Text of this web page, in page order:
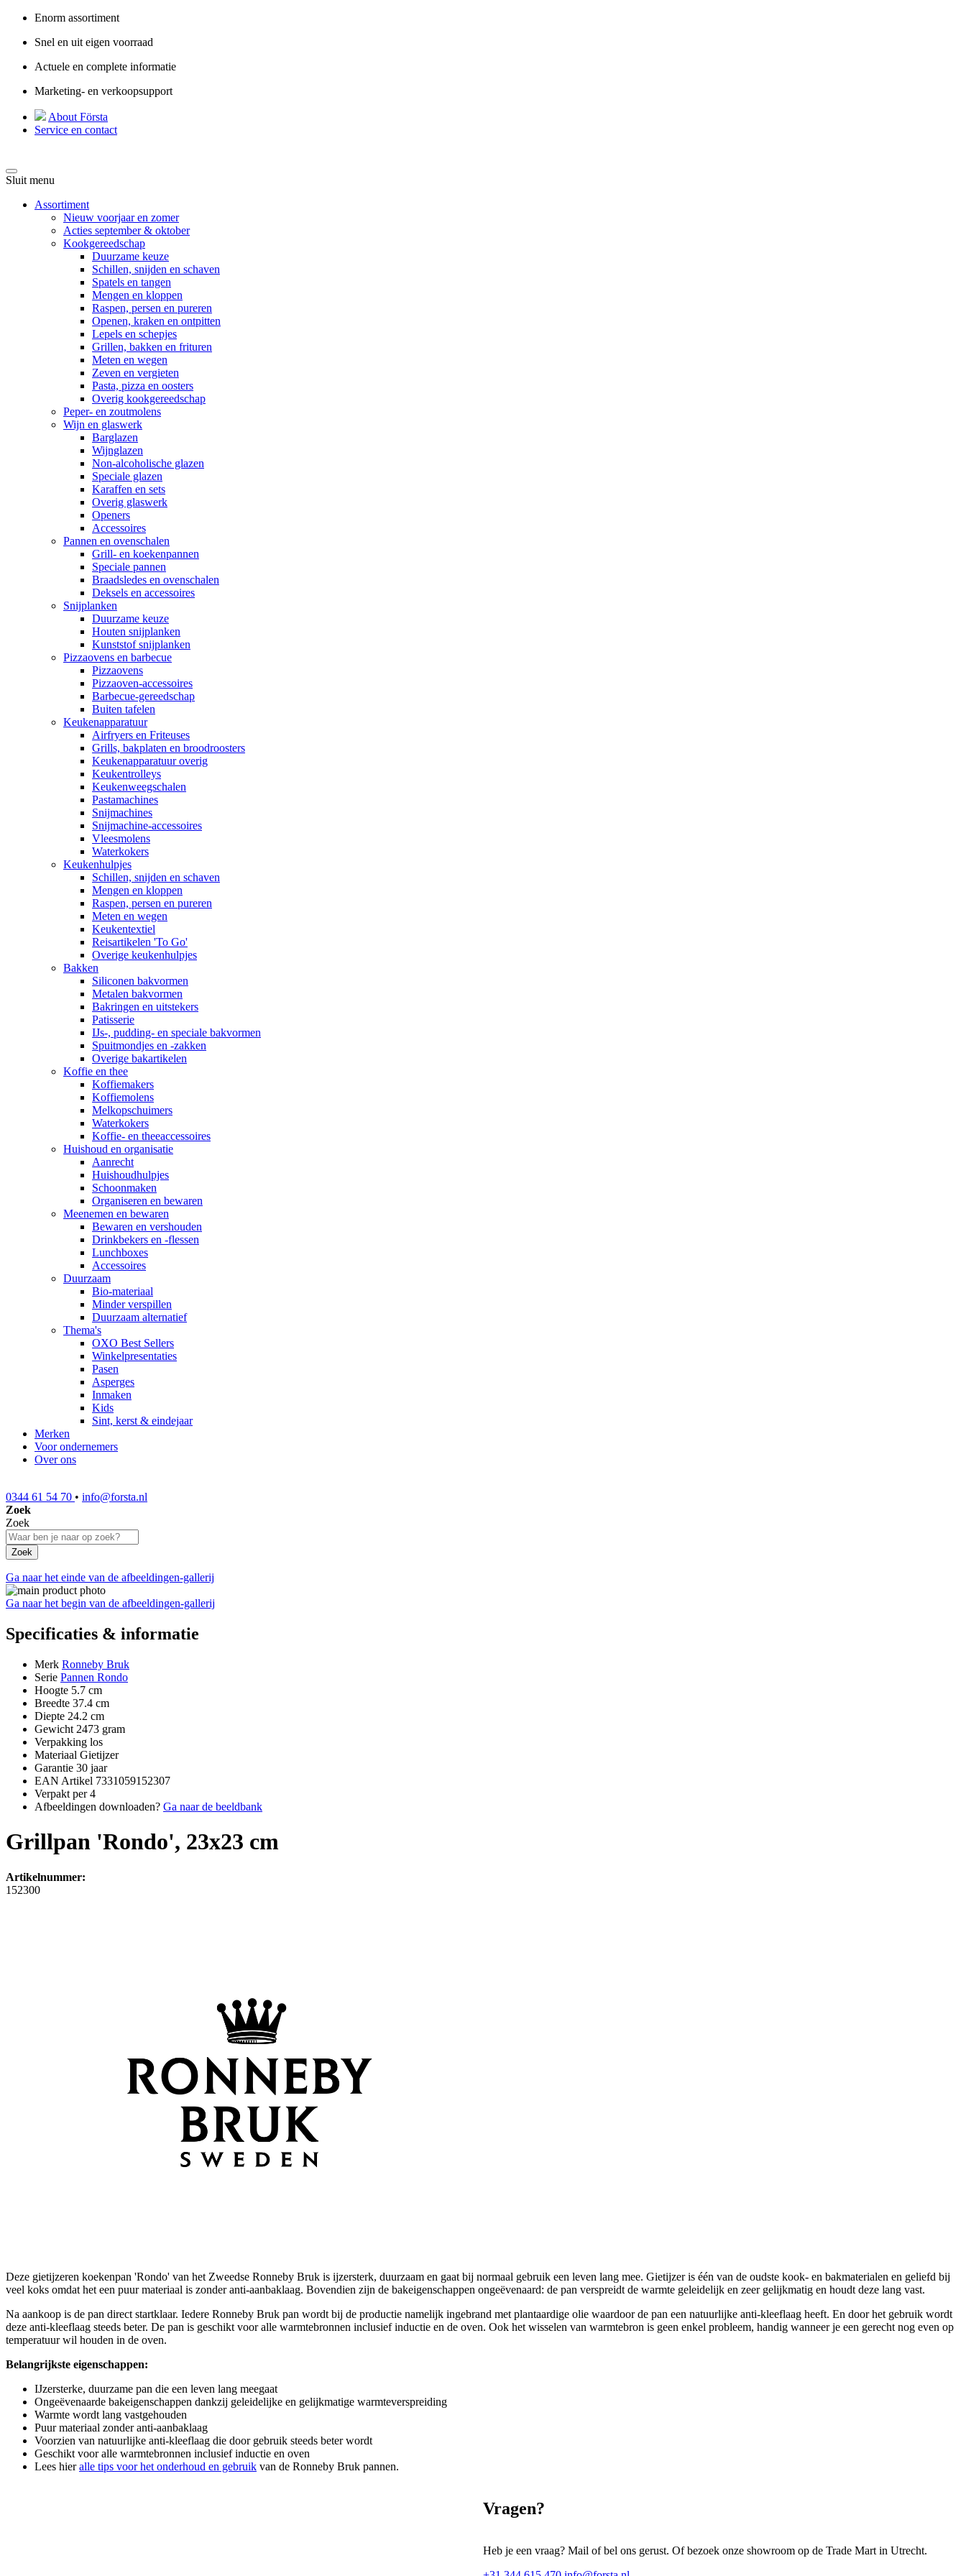
Enorm assortiment
Snel en uit eigen voorraad
Actuele en complete informatie
Marketing- en verkoopsupport
About Första
Service en contact
Sluit menu
Assortiment
Nieuw voorjaar en zomer
Acties september & oktober
Kookgereedschap
Duurzame keuze
Schillen, snijden en schaven
Spatels en tangen
Mengen en kloppen
Raspen, persen en pureren
Openen, kraken en ontpitten
Lepels en schepjes
Grillen, bakken en frituren
Meten en wegen
Zeven en vergieten
Pasta, pizza en oosters
Overig kookgereedschap
Peper- en zoutmolens
Wijn en glaswerk
Barglazen
Wijnglazen
Non-alcoholische glazen
Speciale glazen
Karaffen en sets
Overig glaswerk
Openers
Accessoires
Pannen en ovenschalen
Grill- en koekenpannen
Speciale pannen
Braadsledes en ovenschalen
Deksels en accessoires
Snijplanken
Duurzame keuze
Houten snijplanken
Kunststof snijplanken
Pizzaovens en barbecue
Pizzaovens
Pizzaoven-accessoires
Barbecue-gereedschap
Buiten tafelen
Keukenapparatuur
Airfryers en Friteuses
Grills, bakplaten en broodroosters
Keukenapparatuur overig
Keukentrolleys
Keukenweegschalen
Pastamachines
Snijmachines
Snijmachine-accessoires
Vleesmolens
Waterkokers
Keukenhulpjes
Schillen, snijden en schaven
Mengen en kloppen
Raspen, persen en pureren
Meten en wegen
Keukentextiel
Reisartikelen 'To Go'
Overige keukenhulpjes
Bakken
Siliconen bakvormen
Metalen bakvormen
Bakringen en uitstekers
Patisserie
IJs-, pudding- en speciale bakvormen
Spuitmondjes en -zakken
Overige bakartikelen
Koffie en thee
Koffiemakers
Koffiemolens
Melkopschuimers
Waterkokers
Koffie- en theeaccessoires
Huishoud en organisatie
Aanrecht
Huishoudhulpjes
Schoonmaken
Organiseren en bewaren
Meenemen en bewaren
Bewaren en vershouden
Drinkbekers en -flessen
Lunchboxes
Accessoires
Duurzaam
Bio-materiaal
Minder verspillen
Duurzaam alternatief
Thema's
OXO Best Sellers
Winkelpresentaties
Pasen
Asperges
Inmaken
Kids
Sint, kerst & eindejaar
Merken
Voor ondernemers
Over ons
0344 61 54 70 • info@forsta.nl
Zoek
Zoek
Zoek
Ga naar het einde van de afbeeldingen-gallerij
Ga naar het begin van de afbeeldingen-gallerij
Specificaties & informatie
Merk Ronneby Bruk
Serie Pannen Rondo
Hoogte 5.7 cm
Breedte 37.4 cm
Diepte 24.2 cm
Gewicht 2473 gram
Verpakking los
Materiaal Gietijzer
Garantie 30 jaar
EAN Artikel 7331059152307
Verpakt per 4
Afbeeldingen downloaden? Ga naar de beeldbank
Grillpan 'Rondo', 23x23 cm
Artikelnummer:
152300
Deze gietijzeren koekenpan 'Rondo' van het Zweedse Ronneby Bruk is ijzersterk, duurzaam en gaat bij normaal gebruik een leven lang mee. Gietijzer is één van de oudste kook- en bakmaterialen en geliefd bij
veel koks omdat het een puur materiaal is zonder anti-aanbaklaag. Bovendien zijn de bakeigenschappen ongeëvenaard: de pan verspreidt de warmte geleidelijk en zeer gelijkmatig en houdt deze lang vast.
Na aankoop is de pan direct startklaar. Iedere Ronneby Bruk pan wordt bij de productie namelijk ingebrand met plantaardige olie waardoor de pan een natuurlijke anti-kleeflaag heeft. En door het gebruik wordt
deze anti-kleeflaag steeds beter. De pan is geschikt voor alle warmtebronnen inclusief inductie en de oven. Ook het wisselen van warmtebron is geen enkel probleem, handig wanneer je een gerecht nog even op
temperatuur wil houden in de oven.
Belangrijkste eigenschappen:
IJzersterke, duurzame pan die een leven lang meegaat
Ongeëvenaarde bakeigenschappen dankzij geleidelijke en gelijkmatige warmteverspreiding
Warmte wordt lang vastgehouden
Puur materiaal zonder anti-aanbaklaag
Voorzien van natuurlijke anti-kleeflaag die door gebruik steeds beter wordt
Geschikt voor alle warmtebronnen inclusief inductie en oven
Lees hieralle tips voor het onderhoud en gebruik van de Ronneby Bruk pannen.
Vragen?
Heb je een vraag? Mail of bel ons gerust. Of bezoek onze showroom op de Trade Mart in Utrecht.